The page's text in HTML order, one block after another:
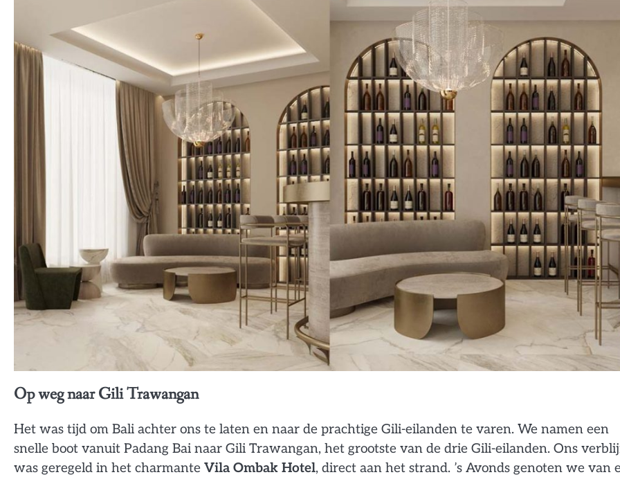
Op weg naar Gili Trawangan
Het was tijd om Bali achter ons te laten en naar de prachtige Gili-eilanden te varen. We namen een
snelle boot vanuit Padang Bai naar Gili Trawangan, het grootste van de drie Gili-eilanden. Ons
was geregeld in het charmante Vila Ombak Hotel, direct aan het strand. ’s Avonds genoten we van